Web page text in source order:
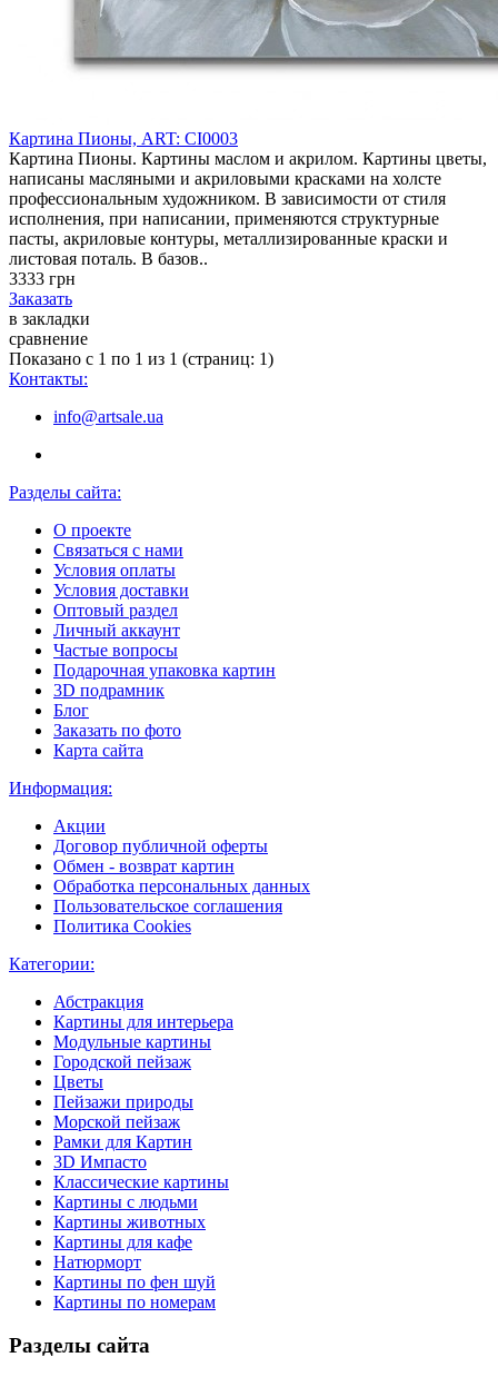
Картина Пионы, ART: CI0003
Картина Пионы. Картины маслом и акрилом. Картины цветы,
написаны масляными и акриловыми красками на холсте
профессиональным художником. В зависимости от стиля
исполнения, при написании, применяются структурные
пасты, акриловые контуры, металлизированные краски и
листовая поталь. В базов..
3333 грн
Заказать
в закладки
сравнение
Показано с 1 по 1 из 1 (страниц: 1)
Контакты:
info@artsale.ua
Разделы сайта:
О проекте
Связаться с нами
Условия оплаты
Условия доставки
Оптовый раздел
Личный аккаунт
Частые вопросы
Подарочная упаковка картин
3D подрамник
Блог
Заказать по фото
Карта сайта
Информация:
Акции
Договор публичной оферты
Обмен - возврат картин
Обработка персональных данных
Пользовательское соглашения
Политика Cookies
Категории:
Абстракция
Картины для интерьера
Модульные картины
Городской пейзаж
Цветы
Пейзажи природы
Морской пейзаж
Рамки для Картин
3D Импасто
Классические картины
Картины с людьми
Картины животных
Картины для кафе
Натюрморт
Картины по фен шуй
Картины по номерам
Разделы сайта